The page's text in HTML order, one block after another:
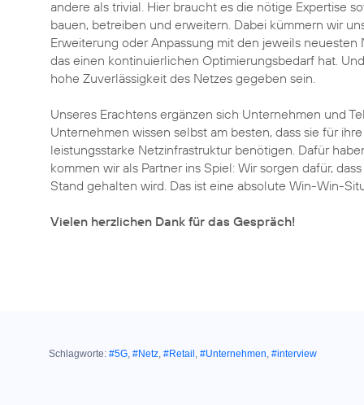
andere als trivial. Hier braucht es die nötige Expertise
bauen, betreiben und erweitern. Dabei kümmern wir
Erweiterung oder Anpassung mit den jeweils
das einen kontinuierlichen Optimierungsbedarf hat.
hohe Zuverlässigkeit des Netzes gegeben sein.
Unseres Erachtens ergänzen sich Unternehmen und
Unternehmen wissen selbst am besten, dass sie für
leistungsstarke Netzinfrastruktur benötigen. Dafür
kommen wir als Partner ins Spiel: Wir sorgen dafür,
Stand gehalten wird. Das ist eine absolute Win-Win-
Vielen herzlichen Dank für das Gespräch!
Schlagworte: #5G, #Netz, #Retail , #Unternehmen, #interview